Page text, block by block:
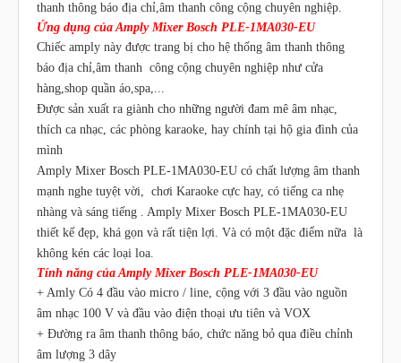
thanh thông báo địa chỉ,âm thanh công cộng chuyên nghiệp.
Ứng dụng của Amply Mixer Bosch PLE-1MA030-EU
Chiếc amply này được trang bị cho hệ thống âm thanh thông
báo địa chỉ,âm thanh công cộng chuyên nghiệp như cửa
hàng,shop quần áo,spa,...
Được sản xuất ra giành cho những người đam mê âm nhạc,
thích ca nhạc, các phòng karaoke, hay chính tại hộ gia đình của
mình
Amply Mixer Bosch PLE-1MA030-EU có chất lượng âm thanh
mạnh nghe tuyệt vời, chơi Karaoke cực hay, có tiếng ca nhẹ
nhàng và sáng tiếng . Amply Mixer Bosch PLE-1MA030-EU
thiết kế đẹp, khá gọn và rất tiện lợi. Và có một đặc điểm nữa là
không kén các loại loa.
Tính năng của Amply Mixer Bosch PLE-1MA030-EU
+ Amly Có 4 đầu vào micro / line, cộng với 3 đầu vào nguồn
âm nhạc 100 V và đầu vào điện thoại ưu tiên và VOX
+ Đường ra âm thanh thông báo, chức năng bỏ qua điều chỉnh
âm lượng 3 dây